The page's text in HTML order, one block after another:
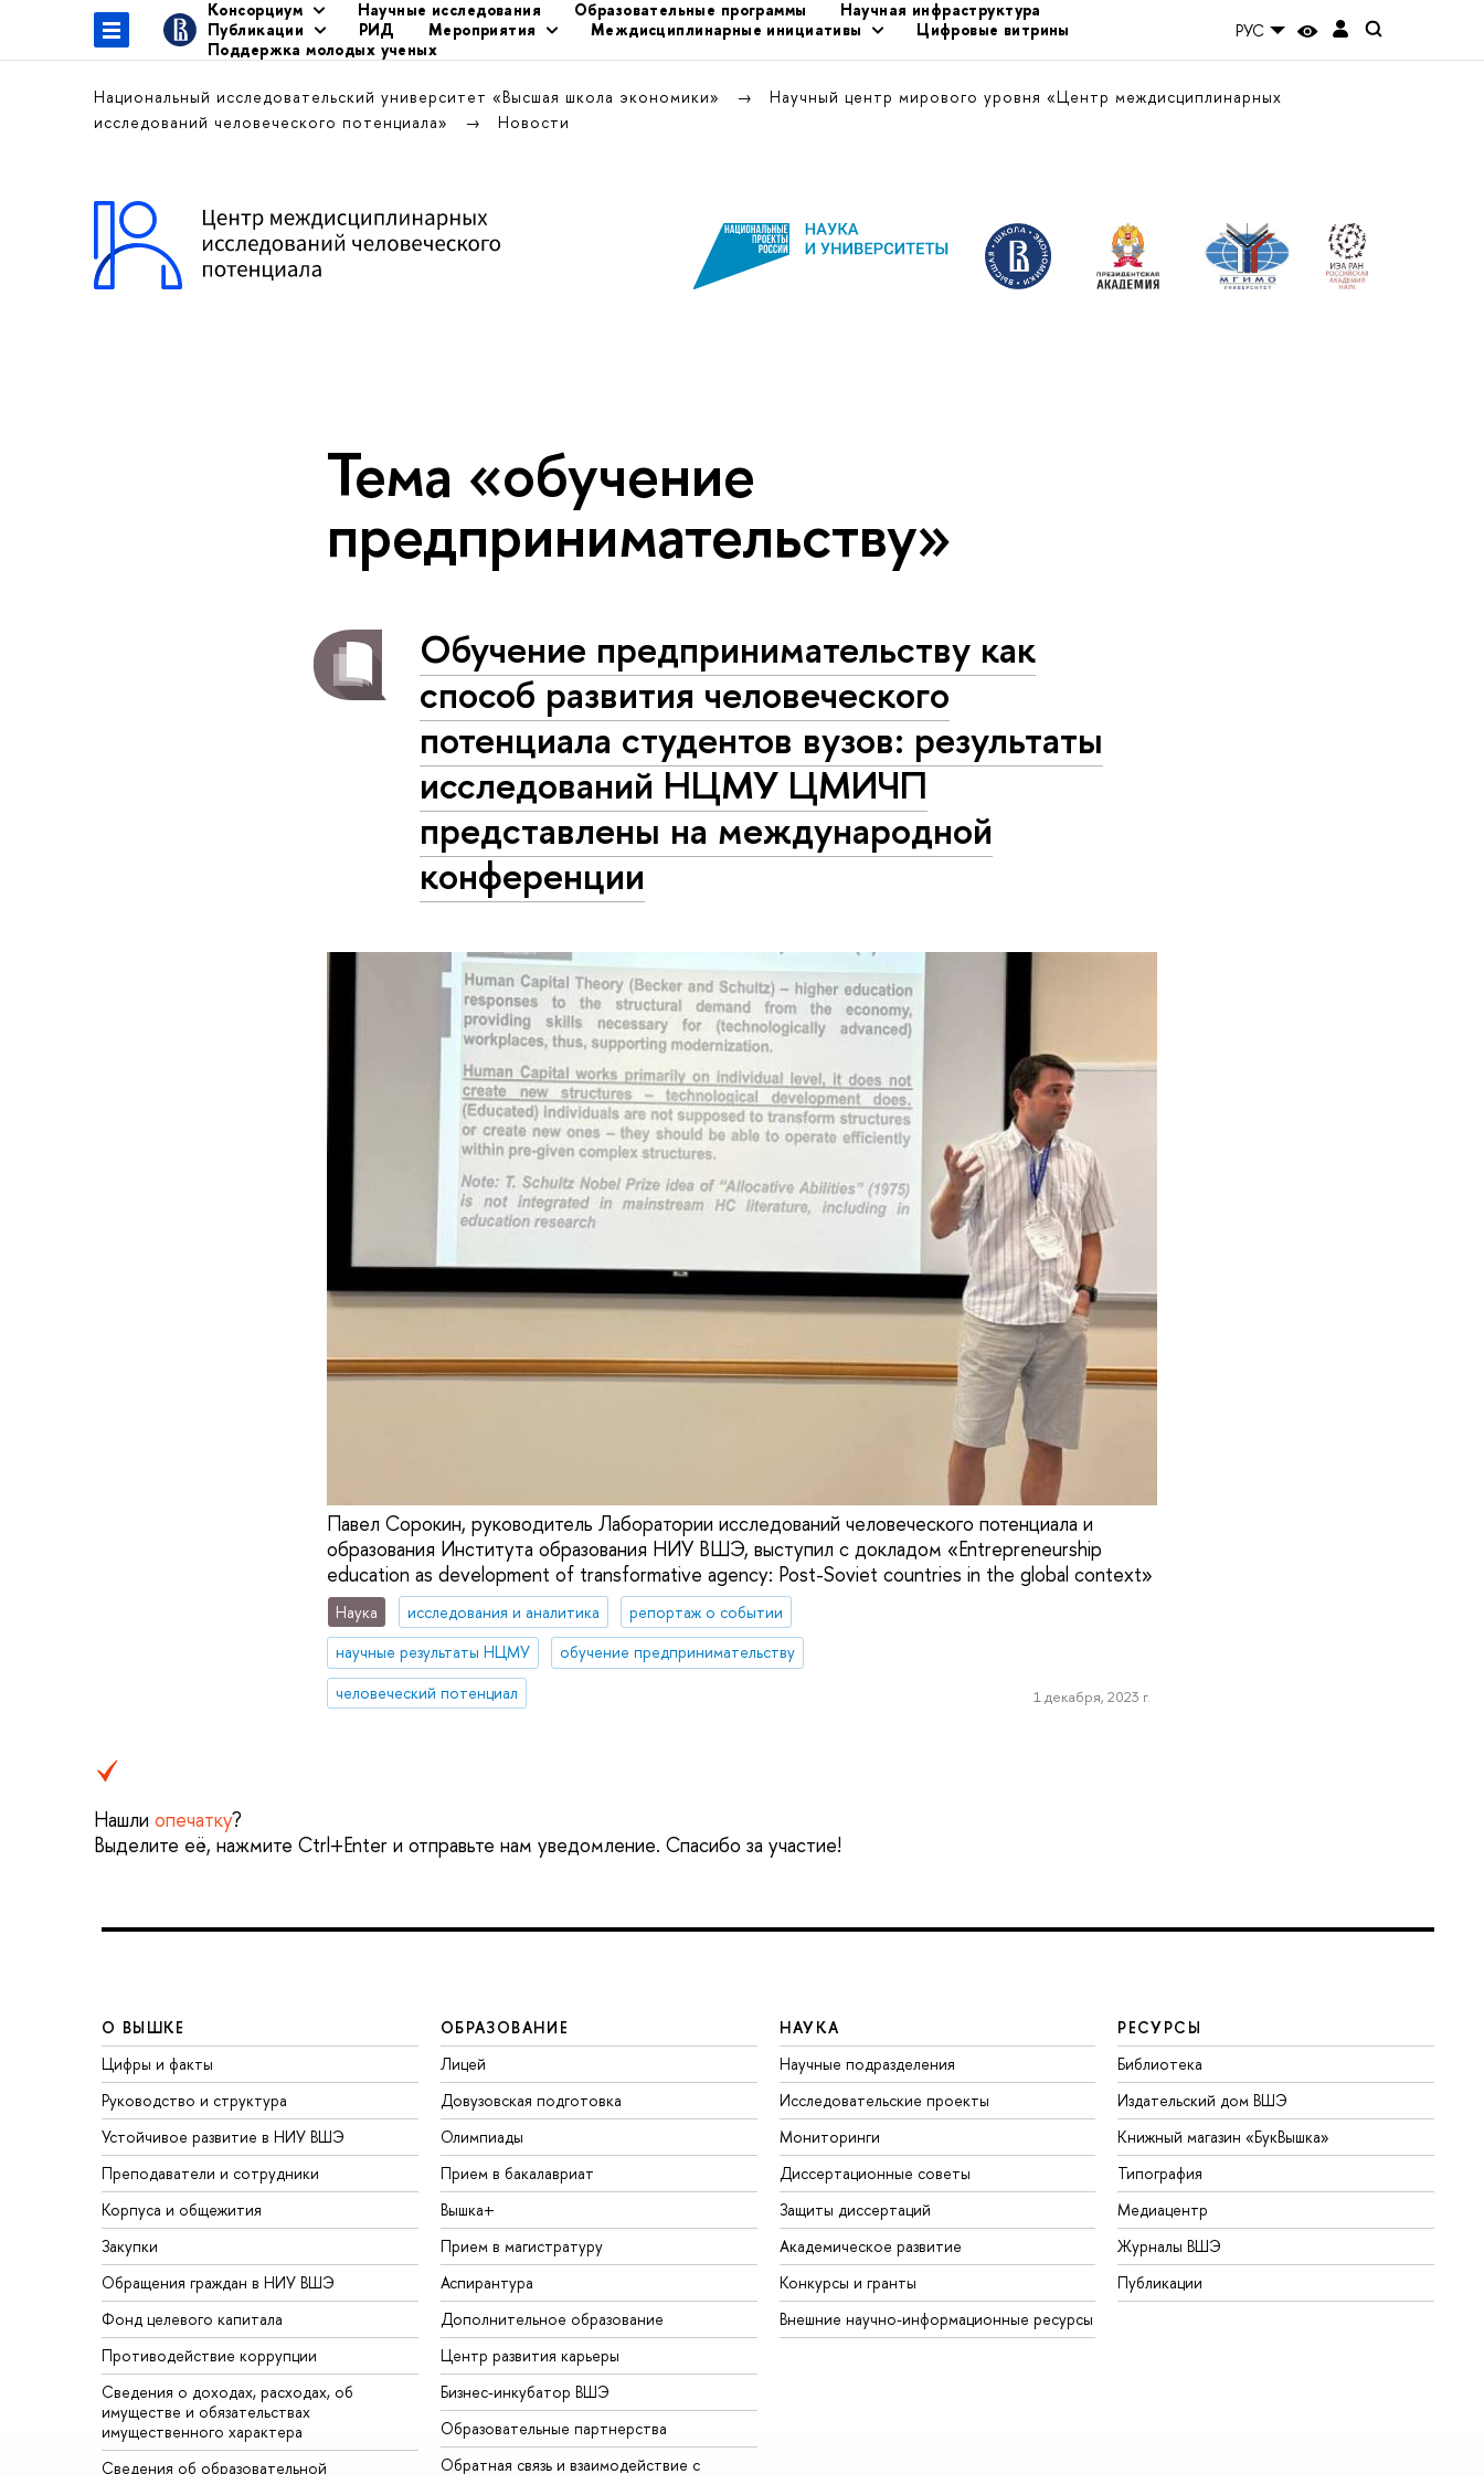
Консорциум Научные исследования Образовательные программы
Научная инфраструктура
Публикации
РИД Мероприятия Междисциплинарные инициативы
Цифровые витрины
Поддержка молодых ученых
РУС
Национальный исследовательский университет «Высшая школа экономики»
Научный центр мирового уровня «Центр междисциплинарных
исследований человеческого потенциала»
Новости
Тема «обучение
предпринимательству»
Обучение предпринимательству как
способ развития человеческого
потенциала студентов вузов: результаты
исследований НЦМУ ЦМИЧП
представлены на международной
конференции
Павел Сорокин, руководитель Лаборатории исследований человеческого потенциала и
образования Института образования НИУ ВШЭ, выступил с докладом «Entrepreneurship
education as development of transformative agency: Post-Soviet countries in the global context»
Наука исследования и аналитика
репортаж о событии
научные результаты НЦМУ
обучение предпринимательству
человеческий потенциал
1 декабря, 2023 г.
Нашли опечатку?
Выделите её, нажмите Ctrl+Enter и отправьте нам уведомление. Спасибо за участие!
О ВЫШКЕ
Цифры и факты
Руководство и структура
Устойчивое развитие в НИУ ВШЭ
Преподаватели и сотрудники
Корпуса и общежития
Закупки
Обращения граждан в НИУ ВШЭ
Фонд целевого капитала
Противодействие коррупции
Сведения о доходах, расходах, об
имуществе и обязательствах
имущественного характера
Сведения об образовательной
ОБРАЗОВАНИЕ
Лицей
Довузовская подготовка
Олимпиады
Прием в бакалавриат
Вышка+
Прием в магистратуру
Аспирантура
Дополнительное образование
Центр развития карьеры
Бизнес-инкубатор ВШЭ
Образовательные партнерства
Обратная связь и взаимодействие с
НАУКА
Научные подразделения
Исследовательские проекты
Мониторинги
Диссертационные советы
Защиты диссертаций
Академическое развитие
Конкурсы и гранты
Внешние научно-информационные ресурсы
РЕСУРСЫ
Библиотека
Издательский дом ВШЭ
Книжный магазин «БукВышка»
Типография
Медиацентр
Журналы ВШЭ
Публикации